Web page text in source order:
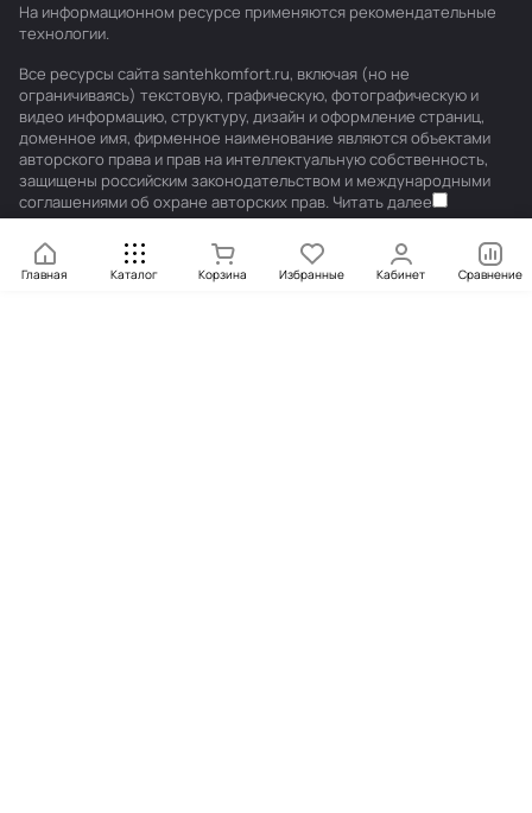
Главная Каталог Корзина Избранные Кабинет Сравнение
На информационном ресурсе применяются рекомендательные
технологии.
Все ресурсы сайта santehkomfort.ru, включая (но не
ограничиваясь) текстовую, графическую, фотографическую и
видео информацию, структуру, дизайн и оформление страниц,
доменное имя, фирменное наименование являются объектами
авторского права и прав на интеллектуальную собственность,
защищены российским законодательством и международными
соглашениями об охране авторских прав. Читать далее